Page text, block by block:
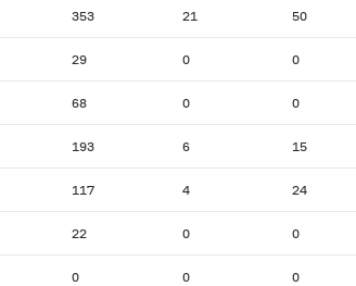
353 21 50
29 0 0
68 0 0
193 6 15
117 4 24
22 0 0
0 0 0